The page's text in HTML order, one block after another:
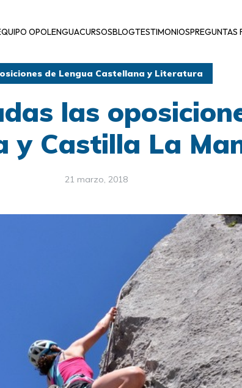
OPOLENGUACURSOSBLOGTESTIMONIOSPREGUNTAS
de Lengua Castellana y Literatura
las
y Castilla La
21 marzo, 2018